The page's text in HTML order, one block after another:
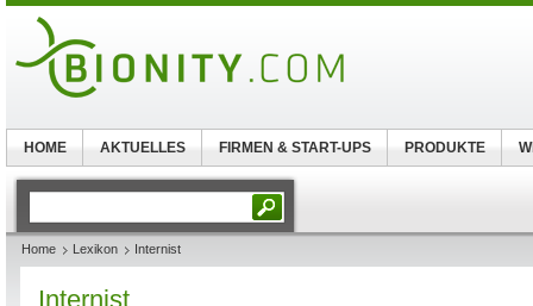
Home Lexikon Internist
Internist
HOME AKTUELLES FIRMEN & START-UPS PRODUKTE